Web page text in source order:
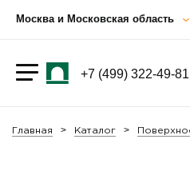
Москва и Московская область
+7 (499) 322-49-81
Главная Каталог